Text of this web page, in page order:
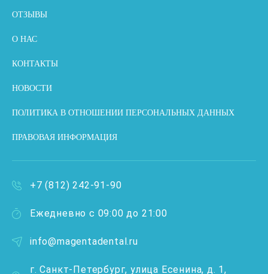
ОТЗЫВЫ
О НАС
КОНТАКТЫ
НОВОСТИ
ПОЛИТИКА В ОТНОШЕНИИ ПЕРСОНАЛЬНЫХ ДАННЫХ
ПРАВОВАЯ ИНФОРМАЦИЯ
+7 (812) 242-91-90
Ежедневно с 09:00 до 21:00
info@magentadental.ru
г. Санкт-Петербург, улица Есенина, д. 1,